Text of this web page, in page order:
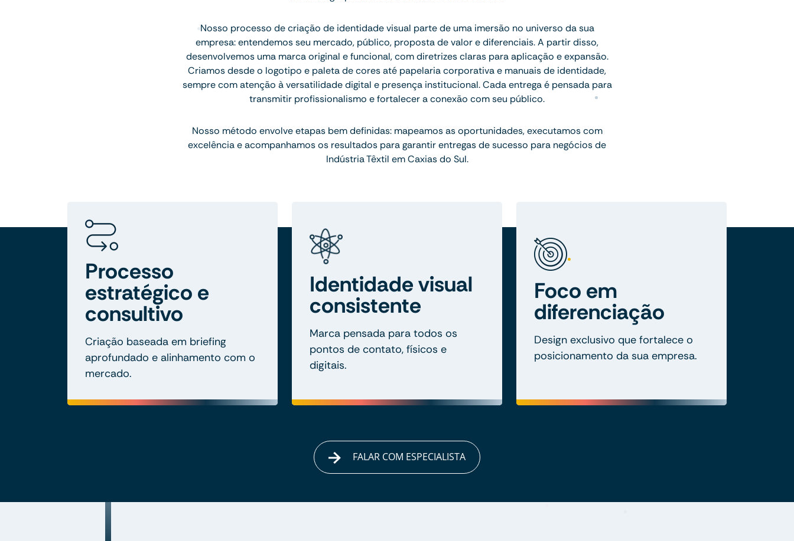
Nosso processo de criação de identidade visual parte de uma imersão no universo da sua
empresa: entendemos seu mercado, público, proposta de valor e diferenciais. A partir disso,
desenvolvemos uma marca original e funcional, com diretrizes claras para aplicação e expansão.
Criamos desde o logotipo e paleta de cores até papelaria corporativa e manuais de identidade,
sempre com atenção à versatilidade digital e presença institucional. Cada entrega é pensada para
transmitir profissionalismo e fortalecer a conexão com seu público.
Nosso método envolve etapas bem definidas: mapeamos as oportunidades, executamos com
excelência e acompanhamos os resultados para garantir entregas de sucesso para negócios de
Indústria Têxtil em Caxias do Sul.
Processo
estratégico e
consultivo
Criação baseada em briefing
aprofundado e alinhamento com o
mercado.
Identidade visual
consistente
Marca pensada para todos os
pontos de contato, físicos e
digitais.
Foco em
diferenciação
Design exclusivo que fortalece o
posicionamento da sua empresa.
FALAR COM ESPECIALISTA